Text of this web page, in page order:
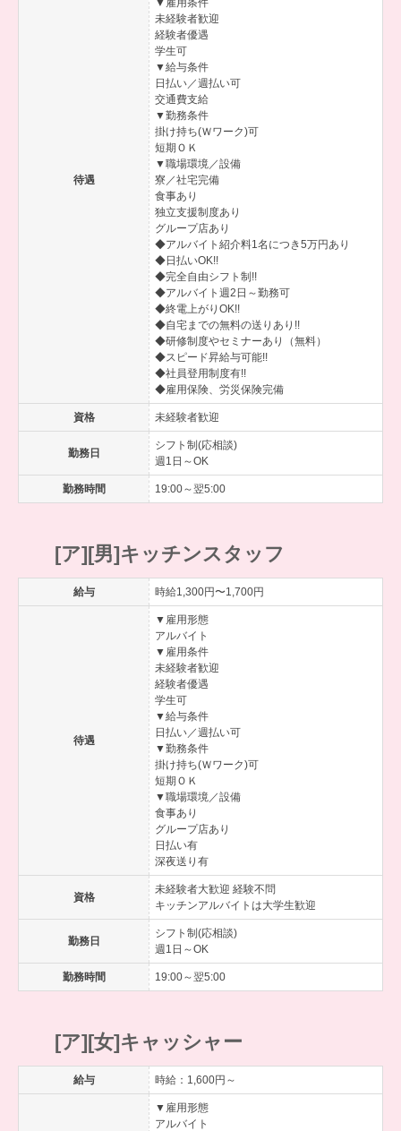
待遇
▼雇用条件
未経験者歓迎
経験者優遇
学生可
▼給与条件
日払い／週払い可
交通費支給
▼勤務条件
掛け持ち(Ｗワーク)可
短期ＯＫ
▼職場環境／設備
寮／社宅完備
食事あり
独立支援制度あり
グループ店あり
◆アルバイト紹介料1名につき5万円あり
◆日払いOK!!
◆完全自由シフト制!!
◆アルバイト週2日～勤務可
◆終電上がりOK!!
◆自宅までの無料の送りあり!!
◆研修制度やセミナーあり（無料）
◆スピード昇給与可能!!
◆社員登用制度有!!
◆雇用保険、労災保険完備
資格 未経験者歓迎
勤務日
シフト制(応相談)
週1日～OK
勤務時間 19:00～翌5:00
[ア][男]キッチンスタッフ
給与 時給1,300円〜1,700円
待遇
▼雇用形態
アルバイト
▼雇用条件
未経験者歓迎
経験者優遇
学生可
▼給与条件
日払い／週払い可
▼勤務条件
掛け持ち(Ｗワーク)可
短期ＯＫ
▼職場環境／設備
食事あり
グループ店あり
日払い有
深夜送り有
資格
未経験者大歓迎 経験不問
キッチンアルバイトは大学生歓迎
勤務日
シフト制(応相談)
週1日～OK
勤務時間 19:00～翌5:00
[ア][女]キャッシャー
給与 時給：1,600円～
▼雇用形態
アルバイト